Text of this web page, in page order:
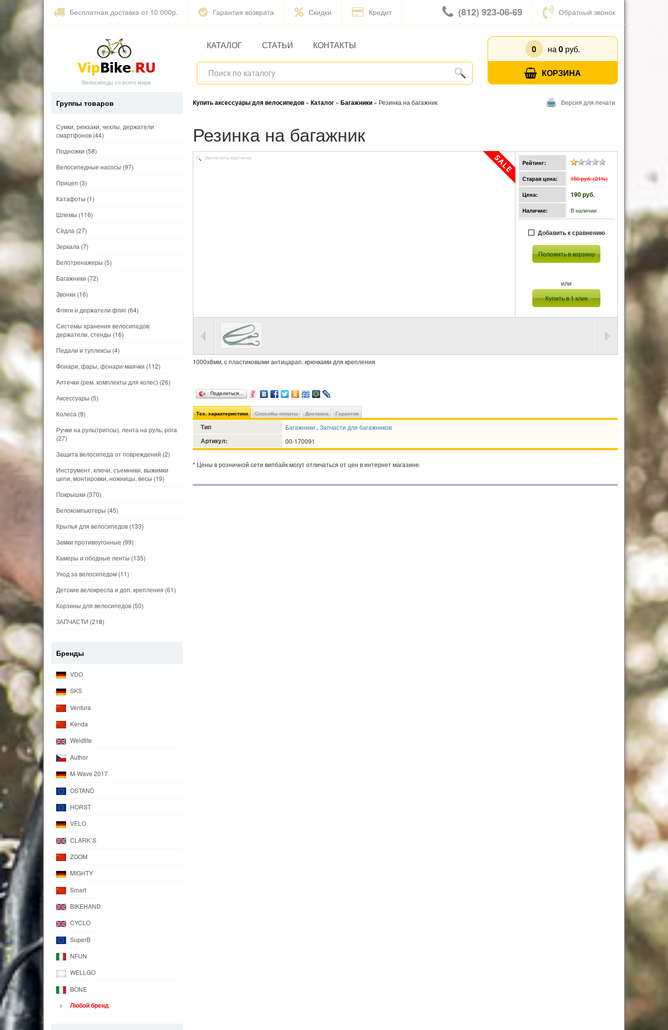
Бесплатная доставка от 10 000р. Гарантия возврата Скидки Кредит (812) 923-06-69 Обратный звонок
Велосипеды со всего мира
КАТАЛОГ СТАТЬИ КОНТАКТЫ 0 на 0руб.
КОРЗИНА
Купить аксессуары для велосипедов » Каталог » Багажники » Резинка на багажник Версия для печати
Резинка на багажник
Увеличить картинку
Рейтинг:
Старая цена: 150 pуб. (21%)
Цена: 190 pуб.
Наличие: В наличии
Добавить к сравнению
Положить в корзину
или
Купить в 1 клик
1000х8мм, с пластиковыми антицарап. крючками для крепления
Поделиться…
Тех. характеристики Способы оплаты Доставка Гарантия
Тип Багажники , Запчасти для багажников
Артикул: 00-170091
* Цены в розничной сети випбайк могут отличаться от цен в интернет магазине.
Группы товаров
Сумки, рюкзаки, чехлы, держатели
смартфонов (44)
Подножки (58)
Велосипедные насосы (97)
Прицеп (3)
Катафоты (1)
Шлемы (116)
Сёдла (27)
Зеркала (7)
Велотренажеры (5)
Багажники (72)
Звонки (16)
Фляги и держатели фляг (64)
Системы хранения велосипедов:
держатели, стенды (16)
Педали и туплексы (4)
Фонари, фары, фонари-маячки (112)
Аптечки (рем. комплекты для колес) (26)
Аксессуары (5)
Колеса (9)
Ручки на руль(грипсы), лента на руль, рога
(27)
Защита велосипеда от повреждений (2)
Инструмент, ключи, съемники, выжимки
цепи, монтировки, ножницы, весы (19)
Покрышки (370)
Велокомпьютеры (45)
Крылья для велосипедов (133)
Замки противоугонные (99)
Камеры и ободные ленты (135)
Уход за велосипедом (11)
Детские велокресла и доп. крепления (61)
Корзины для велосипедов (50)
ЗАПЧАСТИ (218)
Бренды
VDO
SKS
Ventura
Kenda
Weldtite
Author
M-Wave 2017
OSTAND
HORST
VELO
CLARK`S
ZOOM
MIGHTY
Smart
BIKEHAND
CYCLO
SuperB
NFUN
WELLGO
BONE
Любой бренд